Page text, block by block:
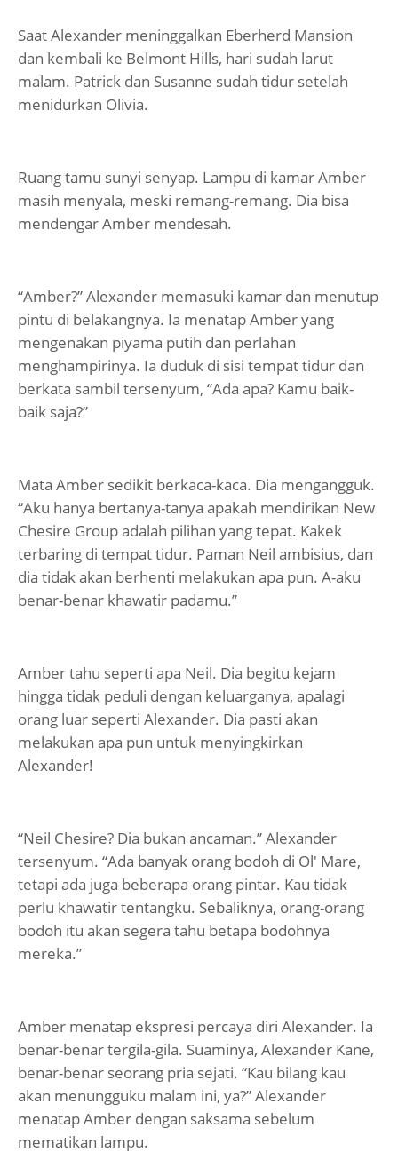
Saat Alexander meninggalkan Eberherd Mansion
dan kembali ke Belmont Hills, hari sudah larut
malam. Patrick dan Susanne sudah tidur setelah
menidurkan Olivia.
Ruang tamu sunyi senyap. Lampu di kamar Amber
masih menyala, meski remang-remang. Dia bisa
mendengar Amber mendesah.
“Amber?” Alexander memasuki kamar dan menutup
pintu di belakangnya. Ia menatap Amber yang
mengenakan piyama putih dan perlahan
menghampirinya. Ia duduk di sisi tempat tidur dan
berkata sambil tersenyum, “Ada apa? Kamu baik-
baik saja?”
Mata Amber sedikit berkaca-kaca. Dia mengangguk.
“Aku hanya bertanya-tanya apakah mendirikan New
Chesire Group adalah pilihan yang tepat. Kakek
terbaring di tempat tidur. Paman Neil ambisius, dan
dia tidak akan berhenti melakukan apa pun. A-aku
benar-benar khawatir padamu.”
Amber tahu seperti apa Neil. Dia begitu kejam
hingga tidak peduli dengan keluarganya, apalagi
orang luar seperti Alexander. Dia pasti akan
melakukan apa pun untuk menyingkirkan
Alexander!
“Neil Chesire? Dia bukan ancaman.” Alexander
tersenyum. “Ada banyak orang bodoh di Ol' Mare,
tetapi ada juga beberapa orang pintar. Kau tidak
perlu khawatir tentangku. Sebaliknya, orang-orang
bodoh itu akan segera tahu betapa bodohnya
mereka.”
Amber menatap ekspresi percaya diri Alexander. Ia
benar-benar tergila-gila. Suaminya, Alexander Kane,
benar-benar seorang pria sejati. “Kau bilang kau
akan menungguku malam ini, ya?” Alexander
menatap Amber dengan saksama sebelum
mematikan lampu.